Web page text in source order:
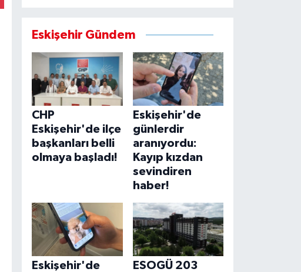
Eskişehir Gündem
CHP
Eskişehir'de ilçe
başkanları belli
olmaya başladı!
Eskişehir'de
günlerdir
aranıyordu:
Kayıp kızdan
sevindiren
haber!
Eskişehir'de
ESOGÜ 203